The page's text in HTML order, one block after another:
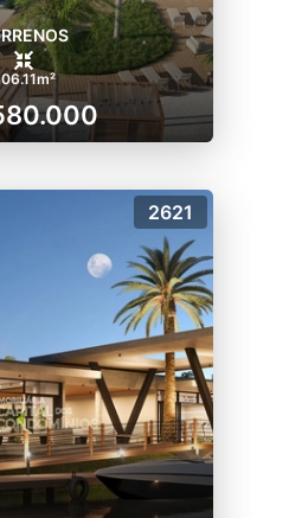
2621